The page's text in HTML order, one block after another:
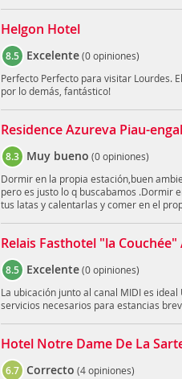
Helgon Hotel
8.5 Excelente(0 opiniones)
Perfecto Perfecto para visitar Lourdes.
por lo demás, fantástico!
Residence Azureva Piau-
8.3 Muy bueno (0 opiniones)
Dormir en la propia estación,buen
pero es justo lo q buscabamos .Dormir
tus latas y calentarlas y comer en el
Relais Fasthotel "la
8.5 Excelente(0 opiniones)
La ubicación junto al canal MIDI es
servicios necesarios para estancias
Hotel Notre Dame De La
6.7 Correcto (4 opiniones)